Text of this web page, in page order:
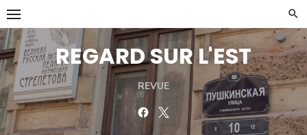
Skip
to
content
REGARD SUR L'EST
REVUE
FacebookTwitter